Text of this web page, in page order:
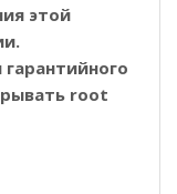
этой
root